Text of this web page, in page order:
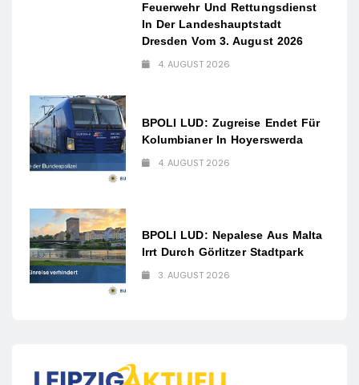
Feuerwehr Und Rettungsdienst
In Der Landeshauptstadt
Dresden Vom 3. August 2026
4. AUGUST 2026
BPOLI LUD: Zugreise Endet Für
Kolumbianer In Hoyerswerda
4. AUGUST 2026
BPOLI LUD: Nepalese Aus Malta
Irrt Durch Görlitzer Stadtpark
3. AUGUST 2026